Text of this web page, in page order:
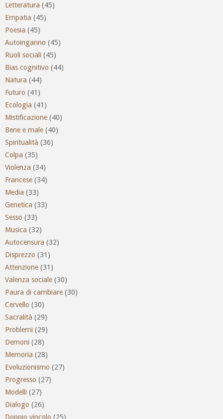
Letteratura (45)
Empatia (45)
Poesia (45)
Autoinganno (45)
Ruoli sociali (45)
Bias cognitivo (44)
Natura (44)
Futuro (41)
Ecologia (41)
Mistificazione (40)
Bene e male (40)
Spiritualità (36)
Colpa (35)
Violenza (34)
Francese (34)
Media (33)
Genetica (33)
Sesso (33)
Musica (32)
Autocensura (32)
Disprezzo (31)
Attenzione (31)
Valenza sociale (30)
Paura di cambiare (30)
Cervello (30)
Sacralità (29)
Problemi (29)
Demoni (28)
Memoria (28)
Evoluzionismo (27)
Progresso (27)
Modelli (27)
Dialogo (26)
Doppio vincolo (25)